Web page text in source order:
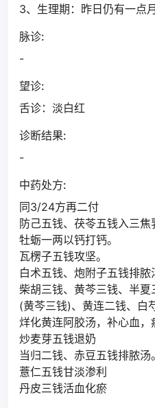
3、生理期：昨日仍有一点
脉诊:
-
望诊:
舌诊：淡白红
诊断结果:
-
中药处方:
同3/24方再二付
防己五钱、茯苓五钱入三
牡蛎一两以钙打钙。
瓦楞子五钱攻坚。
白术五钱、炮附子五钱排脓
柴胡三钱、黄芩三钱、半夏
(黄芩三钱)、黄连二钱、白
烊化黄连阿胶汤，补心血，
炒麦芽五钱退奶
当归二钱、赤豆五钱排脓汤。
薏仁五钱甘淡渗利
丹皮三钱活血化瘀